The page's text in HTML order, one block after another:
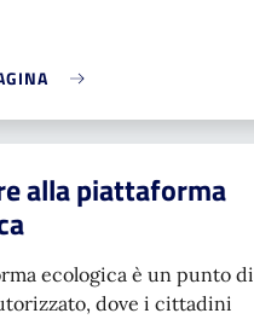
alla piattaforma
ecologica è un punto di
dove i cittadini